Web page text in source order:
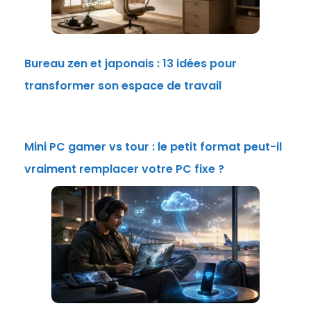
Bureau zen et japonais : 13 idées pour
transformer son espace de travail
Mini PC gamer vs tour : le petit format peut-il
vraiment remplacer votre PC fixe ?